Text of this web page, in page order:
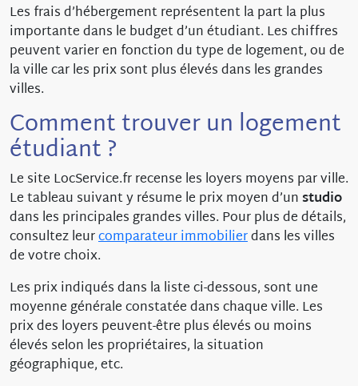
Les frais d’hébergement représentent la part la plus
importante dans le budget d’un étudiant. Les chiffres
peuvent varier en fonction du type de logement, ou de
la ville car les prix sont plus élevés dans les grandes
villes.
Comment trouver un logement
étudiant ?
Le site LocService.fr recense les loyers moyens par ville.
Le tableau suivant y résume le prix moyen d’unstudio
dans les principales grandes villes. Pour plus de détails,
consultez leurcomparateur immobilierdans les villes
de votre choix.
Les prix indiqués dans la liste ci-dessous, sont une
moyenne générale constatée dans chaque ville. Les
prix des loyers peuvent-être plus élevés ou moins
élevés selon les propriétaires, la situation
géographique, etc.